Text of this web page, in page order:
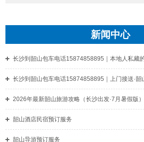
新闻中心
长沙到韶山包车电话15874858895｜上门接送·韶
‌2026年最新韶山旅游攻略（长沙出发·7月暑假版）‌
韶山酒店民宿预订服务
韶山导游预订服务